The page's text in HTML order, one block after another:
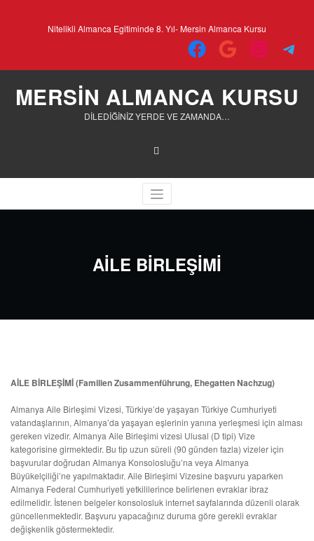
Nitelikli Almanca Egitiminde 8. Yıl- Mersin Almanca Kursu
Facebook
Google
MERSİN ALMANCA KURSU
DİLEDİĞİNİZ YERDE VE ZAMANDA…
AİLE BİRLEŞİMİ
AİLE BİRLEŞİMİ (Familien Zusammenführung, Ehegatten Nachzug)
Almanya Aile Birleşimi Vizesi, Türkiye’de yaşayan Türkiye Cumhuriyeti
vatandaşlarının, Almanya’da yaşayan eşlerinin yanına yerleşmesi için alması
gereken vizedir. Almanya Aile Birleşimi vizesi Ulusal (D tipi) Vize
kategorisine girmektedir. Bu tip uzun süreli (90 günden fazla) vizeler için
başvurular doğrudan Almanya Konsolosluğu’na veya Almanya
Büyükelçiliği’ne yapılmaktadır. Aile Birleşimi Vizesine başvuru yaparken
Almanya Federal Cumhuriyeti yetkililerince belirlenen evraklar ibraz
edilmelidir. İstenen belgeler konsolosluk internet sayfalarında düzenli olarak
güncellenmektedir. Başvuru yapacağınız duruma göre gerekli evraklar
değişkenlik göstermektedir.